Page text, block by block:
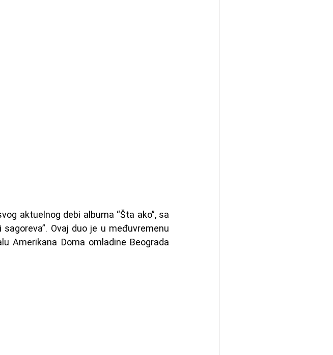
aktuelnog debi albuma “Šta ako”, sa
Ovaj duo je u međuvremenu
Amerikana Doma omladine Beograda